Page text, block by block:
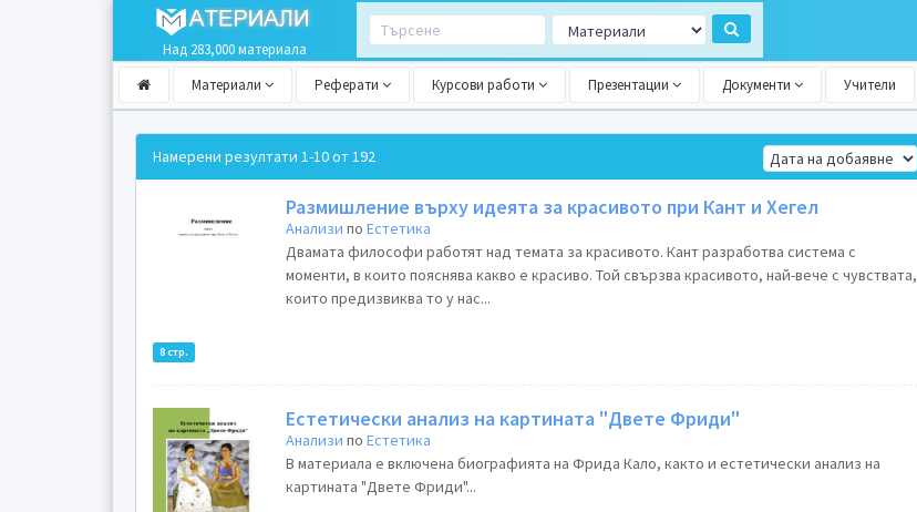
Над 283,000 материала
Материали Реферати Курсови работи Презентации Документи Учители
Намерени резултати 1-10 от 192
8 стр.
Размишление върху идеята за красивото при Кант и Хегел
Анализи поЕстетика
Двамата философи работят над темата за красивото. Кант разработва система с
моменти, в които пояснява какво е красиво. Той свързва красивото, най-вече с чувствата,
които предизвиква то у нас...
Естетически анализ на картината "Двете Фриди"
Анализи поЕстетика
В материала е включена биографията на Фрида Кало, както и естетически анализ на
картината "Двете Фриди"...